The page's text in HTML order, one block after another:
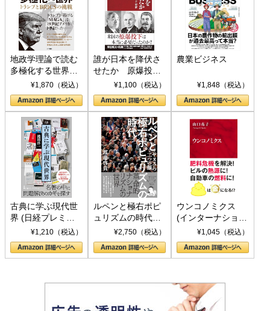
地政学理論で読む
多極化する世界：
トランプとBRICS
の挑戦
¥1,870（税込）
誰が日本を降伏さ
せたか 原爆投
下、ソ連参戦、そ
して聖断 (PHP新
書)
¥1,100（税込）
農業ビジネス
¥1,848（税込）
古典に学ぶ現代世
界 (日経プレミア
シリーズ)¥1,210（税込）
ルペンと極右ポピ
ュリズムの時代：
〈ヤヌス〉の二つ
の顔
¥2,750（税込）
ウンコノミクス
(インターナショナ
ル新書)¥1,045（税込）